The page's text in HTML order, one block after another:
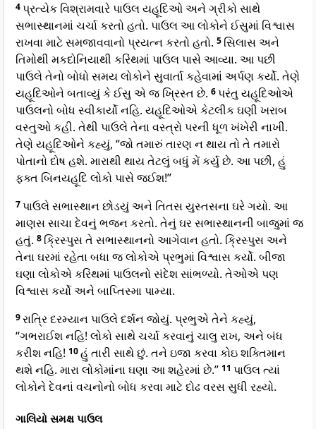
4પ્રત્યેક વિશ્રામવારે પાઉલ યહૂદિઓ અને ગ્રીકો સાથે
સભાસ્થાનમાં ચર્ચા કરતો હતો. પાઉલ આ લોકોને ઈસુમાં વિશ્વાસ
રાખવા માટે સમજાવવાનો પ્રયત્ન કરતો હતો. 5 સિલાસ અને
તિમોથી મકદોનિયાથી કરિંથમાં પાઉલ પાસે આવ્યા. આ પછી
પાઉલે તેનો બોધો સમય લોકોને સુવાર્તા કહેવામાં અર્પણ કર્યો. તેણે
યહૂદિઓને બતાવ્યું કે ઈસુ એ જ ખ્રિસ્ત છે. 6પરંતુ યહૂદિઓએ
પાઉલનો બોધ સ્વીકાર્યો નહિ. યહૂદિઓએ કેટલીક ઘણી ખરાબ
વસ્તુઓ કહી. તેથી પાઉલે તેના વસ્ત્રો પરની ધૂળ ખંખેરી નાખી.
તેણે યહૂદિઓને કહ્યું, “જો તમારું તારણ ન થાય તો તે તમારો
પોતાનો દોષ હશે. મારાથી થાય તેટલું બધું મેં કર્યુ છે. આ પછી, હું
ફક્ત બિનયહૂદિ લોકો પાસે જઈશ!”
7પાઉલે સભાસ્થાન છોડયું અને તિતસ યુસ્તસના ઘરે ગયો. આ
માણસ સાચા દેવનું ભજન કરતો. તેનું ઘર સભાસ્થાનની બાજુમાં જ
હતું. 8 ક્રિસ્પુસ તે સભાસ્થાનનો આગેવાન હતો. ક્રિસ્પુસ અને
તેના ઘરમાં રહેતા બધા જ લોકોએ પ્રભુમાં વિશ્વાસ કર્યો. બીજા
ઘણા લોકોએ કરિંથમાં પાઉલનો સંદેશ સાંભળ્યો. તેઓએ પણ
વિશ્વાસ કર્યો અને બાપ્તિસ્મા પામ્યા.
9રાત્રિ દરમ્યાન પાઉલે દર્શન જોયું. પ્રભુએ તેને કહ્યું,
“ગભરાઈશ નહિ! લોકો સાથે ચર્ચા કરવાનું ચાલુ રાખ, અને બંધ
કરીશ નહિ! 10હું તારી સાથે છું. તને ઇજા કરવા કોઇ શક્તિમાન
થશે નહિ. મારા લોકોમાંના ઘણા આ શહેરમાં છે.” 11 પાઉલ ત્યાં
લોકોને દેવનાં વચનોનો બોધ કરવા માટે દોઢ વરસ સુધી રહ્યો.
ગાલિયો સમક્ષ પાઉલ